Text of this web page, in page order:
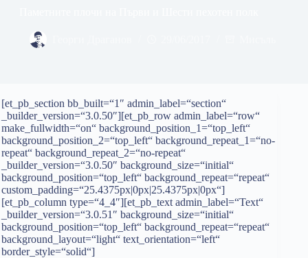
[et_pb_section bb_built=“1″ admin_label=“section“
_builder_version=“3.0.50″][et_pb_row admin_label=“row“
make_fullwidth=“on“ background_position_1=“top_left“
background_position_2=“top_left“ background_repeat_1=“no-
repeat“ background_repeat_2=“no-repeat“
_builder_version=“3.0.50″ background_size=“initial“
background_position=“top_left“ background_repeat=“repeat“
custom_padding=“25.4375px|0px|25.4375px|0px“]
[et_pb_column type=“4_4″][et_pb_text admin_label=“Text“
_builder_version=“3.0.51″ background_size=“initial“
background_position=“top_left“ background_repeat=“repeat“
background_layout=“light“ text_orientation=“left“
border_style=“solid“]